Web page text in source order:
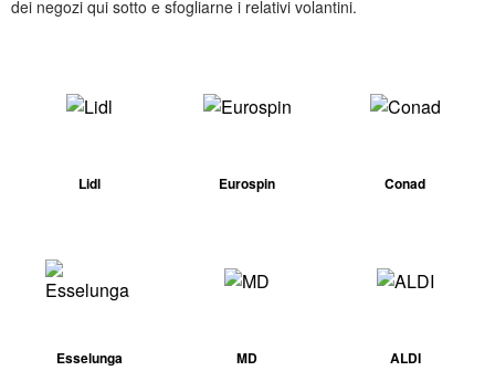
dei negozi qui sotto e sfogliarne i relativi volantini.
Lidl Eurospin Conad
Esselunga MD ALDI